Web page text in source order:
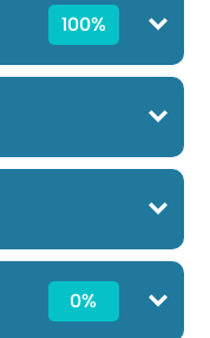
100%
0%